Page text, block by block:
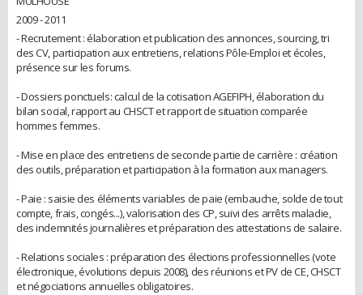
2009 - 2011
- Recrutement : élaboration et publication des annonces, sourcing, tri
des CV, participation aux entretiens, relations Pôle-Emploi et écoles,
présence sur les forums.
- Dossiers ponctuels: calcul de la cotisation AGEFIPH, élaboration du
bilan social, rapport au CHSCT et rapport de situation comparée
hommes femmes.
- Mise en place des entretiens de seconde partie de carrière : création
des outils, préparation et participation à la formation aux managers.
- Paie : saisie des éléments variables de paie (embauche, solde de tout
compte, frais, congés...), valorisation des CP, suivi des arrêts maladie,
des indemnités journalières et préparation des attestations de salaire.
- Relations sociales : préparation des élections professionnelles (vote
électronique, évolutions depuis 2008), des réunions et PV de CE, CHSCT
et négociations annuelles obligatoires.